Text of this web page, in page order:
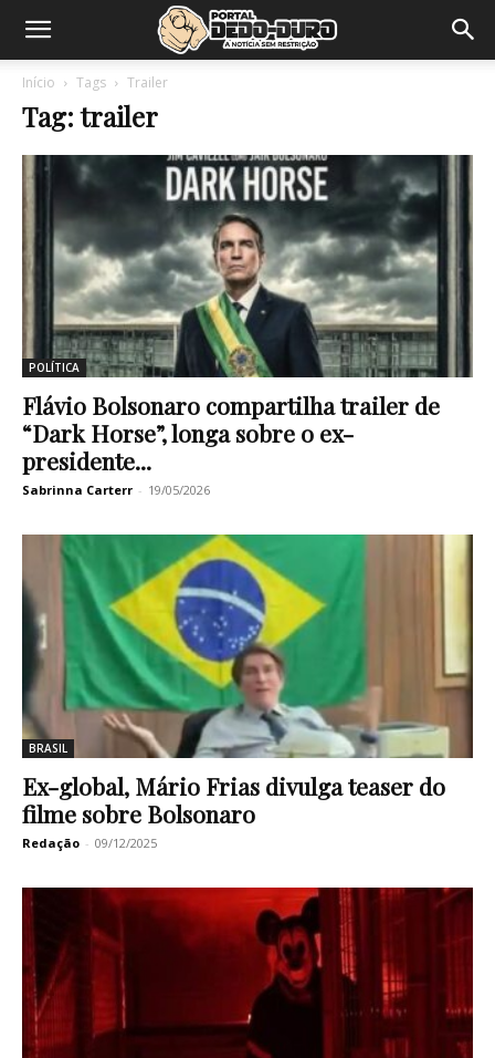
Início Tags Trailer
Tag: trailer
POLÍTICA
Flávio Bolsonaro compartilha trailer de
“Dark Horse”, longa sobre o ex-
presidente...
Sabrinna Carterr - 19/05/2026
BRASIL
Ex-global, Mário Frias divulga teaser do
filme sobre Bolsonaro
Redação - 09/12/2025